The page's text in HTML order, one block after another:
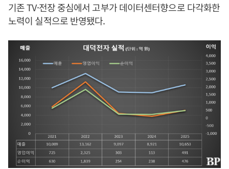
기존 TV·전장 중심에서 고부가 데이터센터향으로 다각화한
노력이 실적으로 반영됐다.